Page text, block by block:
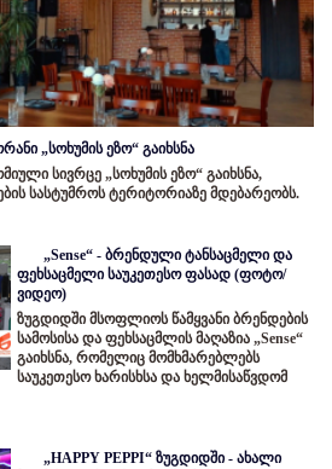
„სოხუმის ეზო“ გაიხსნა
სივრცე „სოხუმის ეზო“ გაიხსნა,
სასტუმროს ტერიტორიაზე მდებარეობს.
„Sense“ - ბრენდული ტანსაცმელი და
ფეხსაცმელი საუკეთესო ფასად (ფოტო/
ვიდეო)
ზუგდიდში მსოფლიოს წამყვანი ბრენდების
სამოსისა და ფეხსაცმლის მაღაზია „Sense“
გაიხსნა, რომელიც მომხმარებლებს
საუკეთესო ხარისხსა და ხელმისაწვდომ
„HAPPY PEPPI“ ზუგდიდში - ახალი